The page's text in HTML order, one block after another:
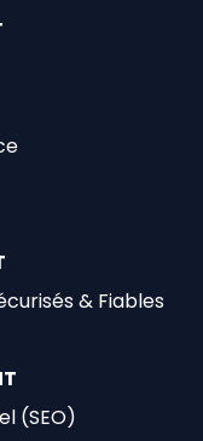
& Fiables
(SEO)